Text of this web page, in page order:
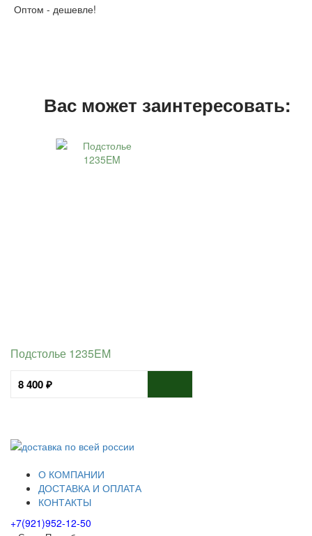
Оптом - дешевле!
Вас может заинтересовать:
Подстолье 1235EM
8 400 ₽
О КОМПАНИИ
ДОСТАВКА И ОПЛАТА
КОНТАКТЫ
+7(921)952-12-50